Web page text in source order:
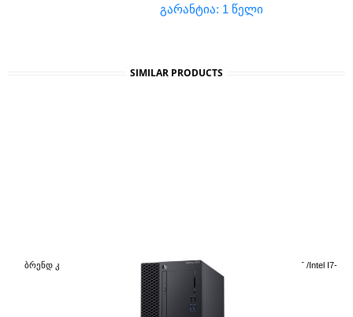
გარანტია: 1 წელი
SIMILAR PRODUCTS
Ბრენდ Კომპიუტერი: 210-ASBM_210-ASBM_GE Dell OptiPlex 3070 MT /Intel I7-
9700 8C/8T
2 550.00 GEL